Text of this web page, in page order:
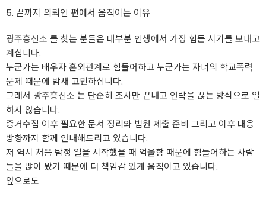
5. 끝까지 의뢰인 편에서 움직이는 이유
광주흥신소 를 찾는 분들은 대부분 인생에서 가장 힘든 시기를 보내고
계십니다.
누군가는 배우자 혼외관계로 힘들어하고 누군가는 자녀의 학교폭력
문제 때문에 밤새 고민하십니다.
그래서 광주흥신소 는 단순히 조사만 끝내고 연락을 끊는 방식으로 일
하지 않습니다.
증거수집 이후 필요한 문서 정리와 법원 제출 준비 그리고 이후 대응
방향까지 함께 안내해드리고 있습니다.
저 역시 처음 탐정 일을 시작했을 때 억울함 때문에 힘들어하는 사람
들을 많이 봤기 때문에 더 책임감 있게 움직이고 있습니다.
앞으로도